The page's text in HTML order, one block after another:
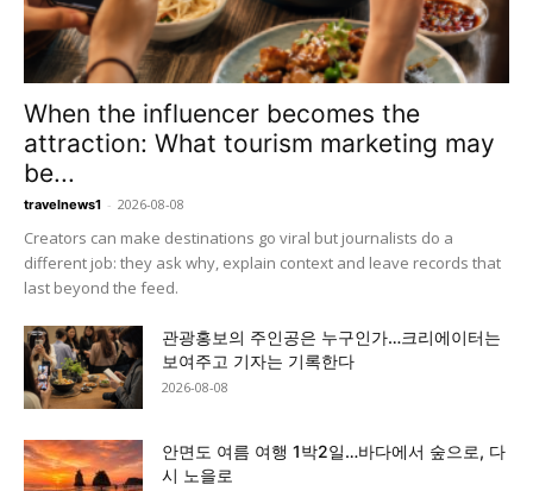
When the influencer becomes the
attraction: What tourism marketing may
be...
travelnews1 - 2026-08-08
Creators can make destinations go viral but journalists do a
different job: they ask why, explain context and leave records that
last beyond the feed.
관광홍보의 주인공은 누구인가…크리에이터는
보여주고 기자는 기록한다
2026-08-08
안면도 여름 여행 1박2일…바다에서 숲으로, 다
시 노을로